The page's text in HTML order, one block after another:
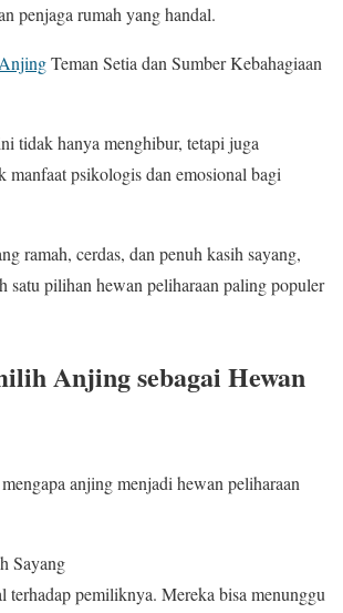
penjaga rumah yang handal.
Teman Setia dan Sumber Kebahagiaan
tidak hanya menghibur, tetapi juga
manfaat psikologis dan emosional bagi
ramah, cerdas, dan penuh kasih sayang,
satu pilihan hewan peliharaan paling populer
Anjing sebagai Hewan
anjing menjadi hewan peliharaan
Sayang
pemiliknya. Mereka bisa menunggu